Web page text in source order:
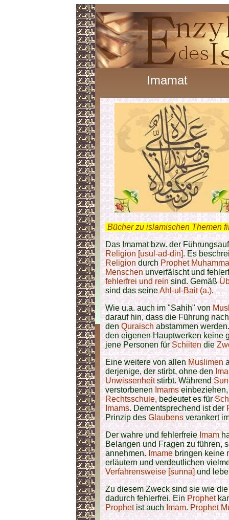
Imamat
Bücher zu islamischen Themen
Das Imamat bzw. der
Religion [usul-ad-din]. Es
ReligiondurchProphet
Menschenunverfälscht und
fehlerfrei und reinsind. Gemäß
sind das seineAhl-ul-Bait (a.).
Wie u.a. auch im "Sahih" von
darauf hin, dass die Führung
denQuraischabstammen
den eigenen Hauptwerken keine
jene Personen fürSchiitendie
Eine weitere von allenMuslimen
derjenige, der stirbt, ohne den
Unwissenheitstirbt. Während
verstorbenenImamseinbeziehen,
Rechtsschule, bedeutet es für
Imams. Dementsprechend ist der
Prinzip desGlaubensverankert
Der wahre und fehlerfreieImam
Belangen und Fragen zu führen,
annehmen.Imamebringen keine
erläutern und verdeutlichen
Verfahrensweise [sunna]und
Zu diesem Zweck sind sie wie
dadurch fehlerfrei. EinProphet
Prophetist auchImam.Prophet